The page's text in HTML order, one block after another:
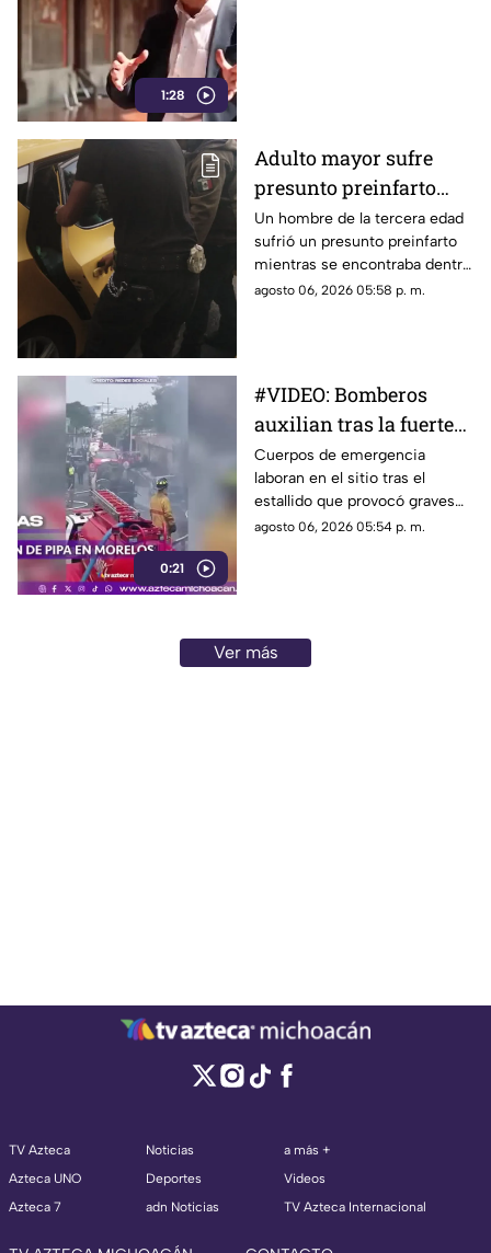
1:28
Adulto mayor sufre
presunto preinfarto
dentro de negocio de
pollos en Morelia
Un hombre de la tercera edad
sufrió un presunto preinfarto
mientras se encontraba dentro
de un negocio de venta de
agosto 06, 2026 05:58 p. m.
0:21
#VIDEO: Bomberos
auxilian tras la fuerte
explosión de pipa de
gas
Cuerpos de emergencia
laboran en el sitio tras el
estallido que provocó graves
quemaduras a las víctimas en
agosto 06, 2026 05:54 p. m.
Ver más
TV Azteca
Azteca UNO
Azteca 7
Noticias
Deportes
adn Noticias
a más +
Videos
TV Azteca Internacional